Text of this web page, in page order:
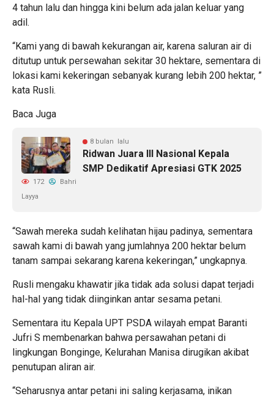
4 tahun lalu dan hingga kini belum ada jalan keluar yang
adil.
“Kami yang di bawah kekurangan air, karena saluran air di
ditutup untuk persewahan sekitar 30 hektare, sementara di
lokasi kami kekeringan sebanyak kurang lebih 200 hektar, ”
kata Rusli.
Baca Juga
8 bulan lalu
Ridwan Juara III Nasional Kepala
SMP Dedikatif Apresiasi GTK 2025
172
Bahri
Layya
“Sawah mereka sudah kelihatan hijau padinya, sementara
sawah kami di bawah yang jumlahnya 200 hektar belum
tanam sampai sekarang karena kekeringan,” ungkapnya.
Rusli mengaku khawatir jika tidak ada solusi dapat terjadi
hal-hal yang tidak diinginkan antar sesama petani.
Sementara itu Kepala UPT PSDA wilayah empat Baranti
Jufri S membenarkan bahwa persawahan petani di
lingkungan Bonginge, Kelurahan Manisa dirugikan akibat
penutupan aliran air.
“Seharusnya antar petani ini saling kerjasama, inikan